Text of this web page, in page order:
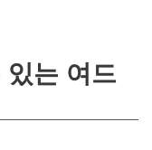
있는 여드